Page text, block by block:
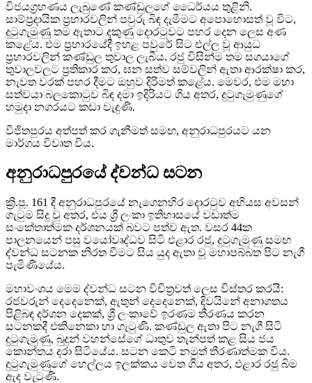
විජයග්‍රහණය ලැබුණේ කණ්ඩුලගේ ධෛර්යය තුළිනි.
සාම්ප්‍රදායික ප්‍රහාරවලින් පවුරු බිඳ දැමීමට අපොහොසත් වූ විට,
දුටුගැමුණු තම ඇතාට දකුණු දොරටුවට පහර දෙන ලෙස අණ
කළේය. එම ප්‍රහාරයේදී ඉහළ පවුරේ සිට එල්ල වූ ආයුධ
ප්‍රහාරවලින් කණ්ඩුල තුවාල ලැබීය. රජු විසින්ම තම සගයාගේ
තුවාලවලට ප්‍රතිකාර කර, ඝන සත්ව සම්වලින් ඇතා ආරක්ෂා කර,
නැවත වරක් පහර දීමට ඔහුව දිරිමත් කළේය. මෙවර, එම මහා
සත්වයා බලකොටුව බිඳ දමා ඉදිරියට ගිය අතර, දුටුගැමුණුගේ
හමුදා නගරයට කඩා වැදුණි.
විජිතපුරය අත්පත් කර ගැනීමත් සමඟ, අනුරාධපුරයට යන
මාර්ගය විවෘත විය.
අනුරාධපුරයේ ද්වන්ධ සටන
ක්‍රි.පූ. 161 දී අනුරාධපුරයේ නැගෙනහිර දොරටුව අභියස අවසන්
ගැටුම සිදු වූ අතර, එය ශ්‍රී ලංකා ඉතිහාසයේ වඩාත්ම
සංකේතාත්මක දර්ශනයක් බවට පත්ව ඇත. වසර 44ක
පාලනයෙන් පසු වයෝවෘද්ධව සිටි එළාර රජු, දුටුගැමුණු සමඟ
ද්වන්ධ සටනක නිරත වීමට සිය යුද ඇතා වූ මහාපබ්බත පිට නැගී
පැමිණියේය.
මහාවංශය මෙම ද්වන්ධ සටන විචිත්‍රවත් ලෙස විස්තර කරයි:
රජවරුන් දෙදෙනෙක්, ඇතුන් දෙදෙනෙක්, දිවයිනේ අනාගතය
පිළිබඳ දර්ශන දෙකක්, ශ්‍රී ලංකාවේ ඉරණම තීරණය කරන
සටනකදී එකිනෙකා හා ගැටුණි. කණ්ඩුල ඇතා පිට නැගී සිටි
දුටුගැමුණු, බුදුන් වහන්සේගේ ධාතුව තැන්පත් කළ සිය ජය
කොන්තය දරා සිටියේය. සටන කෙටි නමුත් තීරණාත්මක විය.
දුටුගැමුණුගේ හෙල්ලය ඉලක්කය වෙත ගිය අතර, එළාර රජු බිම
ඇද වැටුණි.